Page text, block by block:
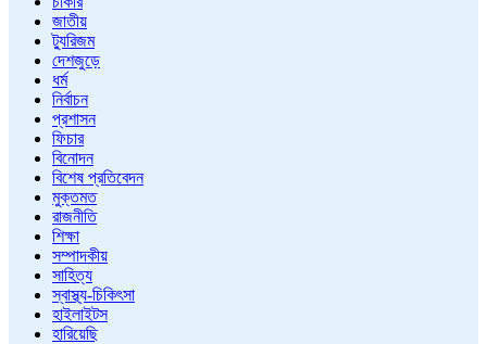
জাতীয়
ট্যুরিজম
দেশজুড়ে
ধর্ম
নির্বাচন
প্রশাসন
ফিচার
বিনোদন
বিশেষ প্রতিবেদন
মুক্তমত
রাজনীতি
শিক্ষা
সম্পাদকীয়
সাহিত্য
স্বাস্থ্য-চিকিৎসা
হাইলাইটস
হারিয়েছি